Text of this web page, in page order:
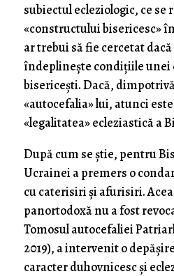
subiectul ecleziologic, ce
«constructului bisericesc»
ar trebui să fie cercetat
îndeplinește condițiile
bisericești. Dacă,
«autocefalia» lui, atunci
«legalitatea» ecleziastică a
După cum se știe, pentru
Ucrainei a premers o
cu caterisiri și afurisiri.
panortodoxă nu a fost
Tomosul autocefaliei
2019), a intervenit o
caracter duhovnicesc și